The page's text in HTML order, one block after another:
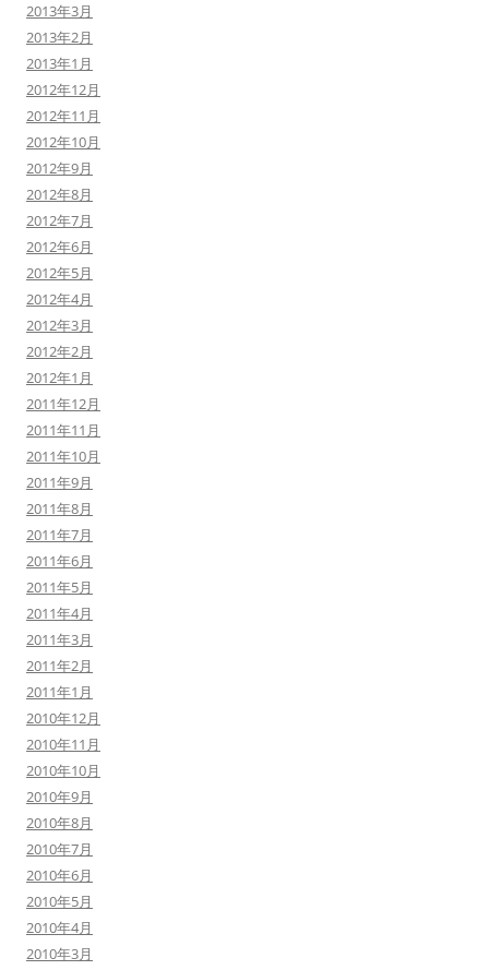
2013年3月
2013年2月
2013年1月
2012年12月
2012年11月
2012年10月
2012年9月
2012年8月
2012年7月
2012年6月
2012年5月
2012年4月
2012年3月
2012年2月
2012年1月
2011年12月
2011年11月
2011年10月
2011年9月
2011年8月
2011年7月
2011年6月
2011年5月
2011年4月
2011年3月
2011年2月
2011年1月
2010年12月
2010年11月
2010年10月
2010年9月
2010年8月
2010年7月
2010年6月
2010年5月
2010年4月
2010年3月